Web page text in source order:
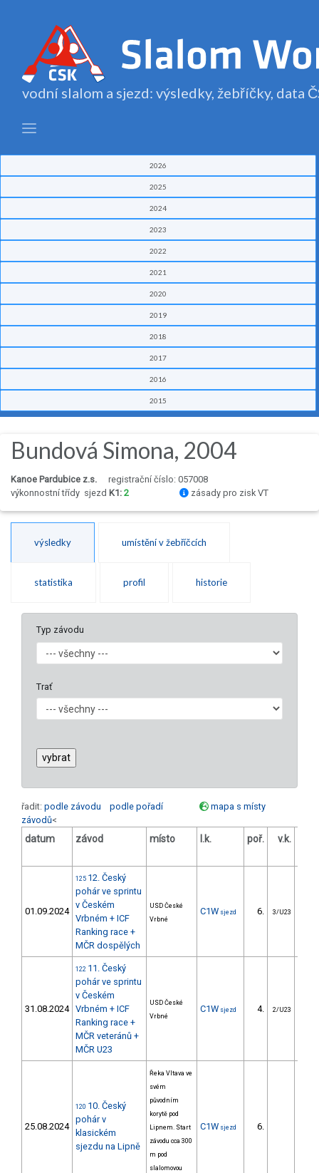
vodní slalom a sjezd: výsledky, žebříčky, data
2026
2025
2024
2023
2022
2021
2020
2019
2018
2017
2016
2015
Bundová Simona, 2004
Kanoe Pardubice z.s.
registrační číslo: 057008
výkonnostní třídy sjezd K1: 2 zásady pro zisk VT
výsledky umístění v žebříčcích
statistika profil historie
Typ závodu
Trať
řadit: podle závodu podle pořadí
mapa s místy
závodů<
datum závod místo l.k. poř. v.k.
01.09.2024
125 12. Český
pohár ve sprintu
v Českém
Vrbném + ICF
Ranking race +
MČR dospělých
USD České
Vrbné
C1W sjezd 6. 3/U23
31.08.2024
122 11. Český
pohár ve sprintu
v Českém
Vrbném + ICF
Ranking race +
MČR veteránů +
MČR U23
USD České
Vrbné
C1W sjezd 4. 2/U23
25.08.2024
120 10. Český
pohár v
klasickém
sjezdu na Lipně
Řeka Vltava ve
svém
původním
korytě pod
Lipnem. Start
závodu cca 300
m pod
slalomovou
C1W sjezd 6.